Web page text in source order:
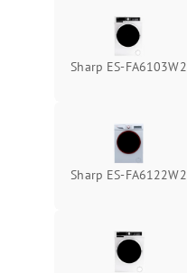
Sharp ES-FA6103W2
Sharp ES-FA6122W2